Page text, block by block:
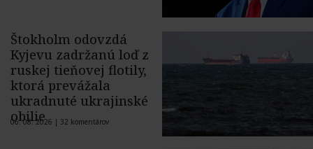
Štokholm odovzdá
Kyjevu zadržanú loď z
ruskej tieňovej flotily,
ktorá prevážala
ukradnuté ukrajinské
obilie
06. 08. 2026 | 32 komentárov